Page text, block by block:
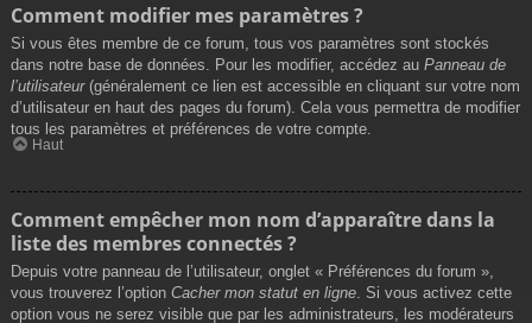
Comment modifier mes paramètres ?
Si vous êtes membre de ce forum, tous vos paramètres sont stockés
dans notre base de données. Pour les modifier, accédez au Panneau de
l’utilisateur(généralement ce lien est accessible en cliquant sur votre nom
d’utilisateur en haut des pages du forum). Cela vous permettra de modifier
tous les paramètres et préférences de votre compte.
Haut
Comment empêcher mon nom d’apparaître dans la
liste des membres connectés ?
Depuis votre panneau de l’utilisateur, onglet « Préférences du forum »,
vous trouverez l’option Cacher mon statut en ligne. Si vous activez cette
option vous ne serez visible que par les administrateurs, les modérateurs